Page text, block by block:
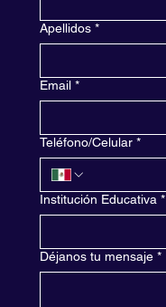
Apellidos *
Email *
Teléfono/Celular *
Institución Educativa *
Déjanos tu mensaje *